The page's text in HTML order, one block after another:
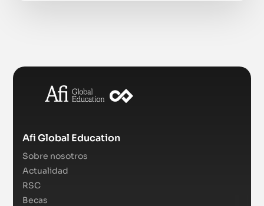
Afi Global Education
Sobre nosotros
Actualidad
RSC
Becas